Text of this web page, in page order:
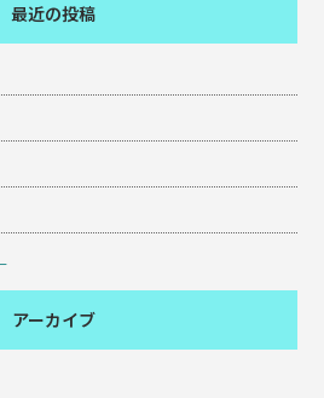
最近の投稿
アーカイブ